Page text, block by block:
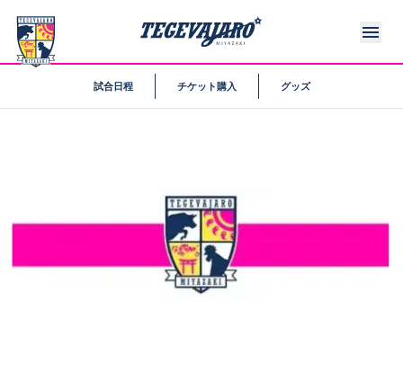
試合日程 チケット購入 グッズ